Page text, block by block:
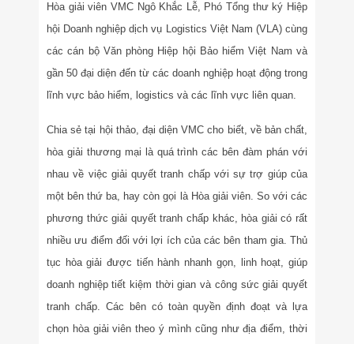
Hòa giải viên VMC Ngô Khắc Lễ, Phó Tổng thư ký Hiệp
hội Doanh nghiệp dịch vụ Logistics Việt Nam (VLA) cùng
các cán bộ Văn phòng Hiệp hội Bảo hiểm Việt Nam và
gần 50 đại diện đến từ các doanh nghiệp hoạt động trong
lĩnh vực bảo hiểm, logistics và các lĩnh vực liên quan.
Chia sẻ tại hội thảo, đại diện VMC cho biết, về bản chất,
hòa giải thương mại là quá trình các bên đàm phán với
nhau về việc giải quyết tranh chấp với sự trợ giúp của
một bên thứ ba, hay còn gọi là Hòa giải viên. So với các
phương thức giải quyết tranh chấp khác, hòa giải có rất
nhiều ưu điểm đối với lợi ích của các bên tham gia. Thủ
tục hòa giải được tiến hành nhanh gọn, linh hoạt, giúp
doanh nghiệp tiết kiệm thời gian và công sức giải quyết
tranh chấp. Các bên có toàn quyền định đoạt và lựa
chọn hòa giải viên theo ý mình cũng như địa điểm, thời